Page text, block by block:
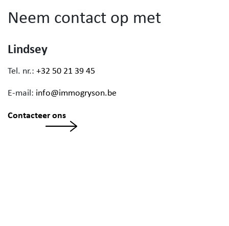
Neem contact op met
Lindsey
Tel. nr.: +32 50 21 39 45
E-mail: info@immogryson.be
Contacteer ons